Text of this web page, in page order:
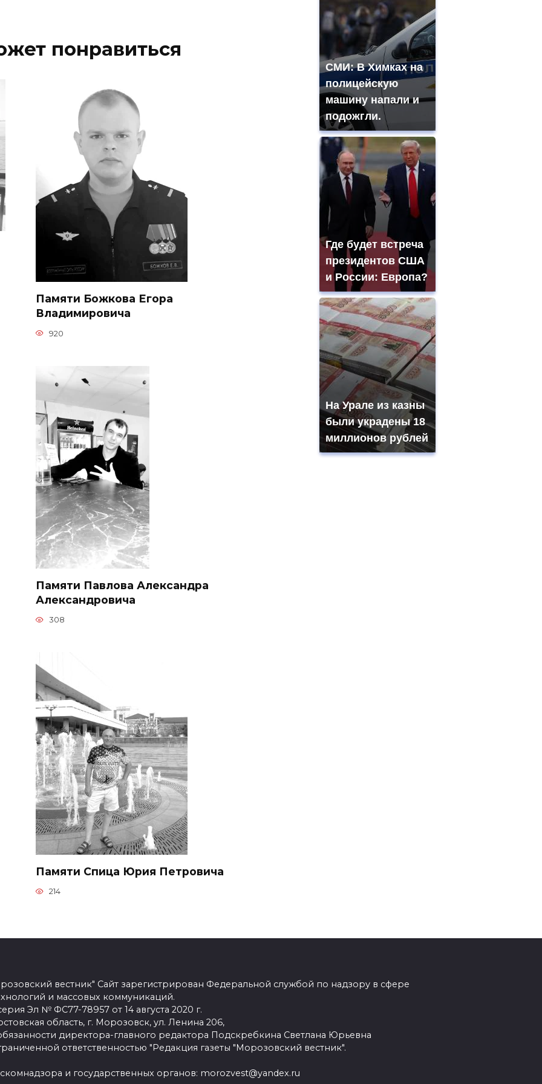
понравиться
Памяти Божкова Егора
Владимировича
920
Памяти Павлова Александра
Александровича
308
Памяти Спица Юрия Петровича
214
СМИ: В Химках на
полицейскую
машину напали и
подожгли.
Где будет встреча
президентов США
и России: Европа?
На Урале из казны
были украдены 18
миллионов рублей
вестник" Сайт зарегистрирован Федеральной службой по надзору в сфере
и массовых коммуникаций.
Эл № ФС77-78957 от 14 августа 2020 г.
область, г. Морозовск, ул. Ленина 206,
директора-главного редактора Подскребкина Светлана Юрьевна
ответственностью "Редакция газеты "Морозовский вестник".
и государственных органов: morozvest@yandex.ru